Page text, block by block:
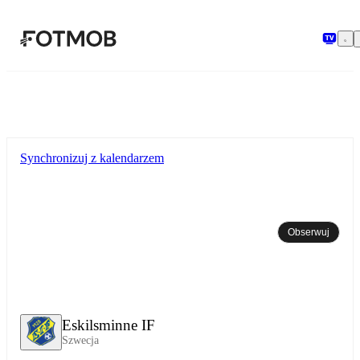
Eskilsminne IF
Szwecja
Synchronizuj z kalendarzem
Obserwuj